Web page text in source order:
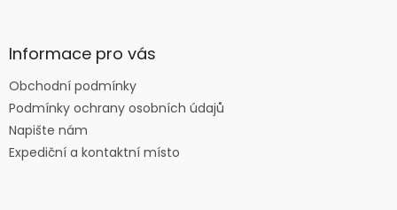
Informace pro vás
Obchodní podmínky
Podmínky ochrany osobních údajů
Napište nám
Expediční a kontaktní místo